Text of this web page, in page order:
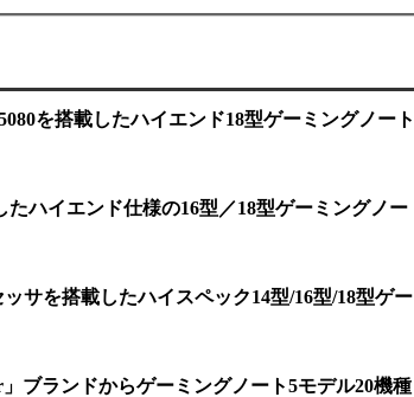
を搭載したハイエンド18型ゲーミングノート
ハイエンド仕様の16型／18型ゲーミングノー
サを搭載したハイスペック14型/16型/18型ゲー
ブランドからゲーミングノート5モデル20機種